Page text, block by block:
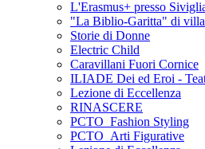
L'Erasmus+ presso
"La Biblio-Garitta" di villa
Storie di Donne
Electric Child
Caravillani Fuori Cornice
ILIADE Dei ed Eroi -
Lezione di Eccellenza
RINASCERE
PCTO_Fashion Styling
PCTO_Arti Figurative